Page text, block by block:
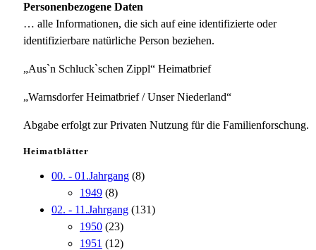
Personenbezogene Daten
… alle Informationen, die sich auf eine identifizierte oder
identifizierbare natürliche Person beziehen.
„Aus`n Schluck`schen Zippl“ Heimatbrief
„Warnsdorfer Heimatbrief / Unser Niederland“
Abgabe erfolgt zur Privaten Nutzung für die Familienforschung.
Heimatblätter
00. - 01.Jahrgang (8)
1949 (8)
02. - 11.Jahrgang (131)
1950 (23)
1951 (12)